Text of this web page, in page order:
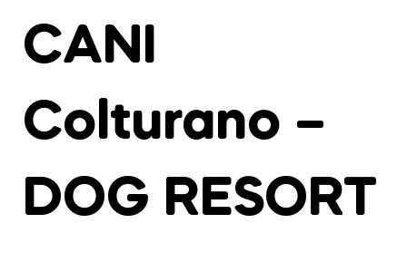
CANI
Colturano –
DOG RESORT